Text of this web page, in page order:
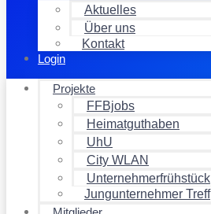
Aktuelles
Über uns
Kontakt
Login
Projekte
FFBjobs
Heimatguthaben
UhU
City WLAN
Unternehmerfrühstück
Jungunternehmer Treff